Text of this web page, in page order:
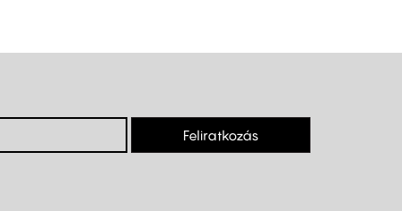
Feliratkozás